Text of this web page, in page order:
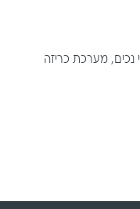
נכים, מערכת כריזה